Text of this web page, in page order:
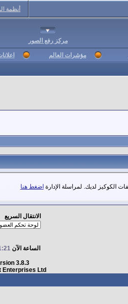
أنظمة
مركز رفع الصور
مؤشرات العالم
الكوكيز لديك. لمراسلة الإدارة اضغط هنا
الانتقال السريع
الساعة الآن PM
3.8.3
Ltd.